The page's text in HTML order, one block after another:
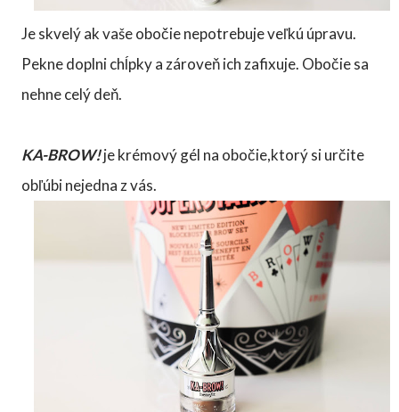
Je skvelý ak vaše obočie nepotrebuje veľkú úpravu.
Pekne doplni chĺpky a zároveň ich zafixuje. Obočie sa
nehne celý deň.
KA-BROW!je krémový gél na obočie,ktorý si určite
obľúbi nejedna z vás.